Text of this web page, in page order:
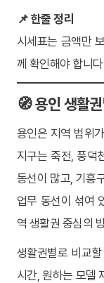
📌 한줄 정리
시세표는 금액만
께 확인해야 합니
🧭 용인 생활
용인은 지역 범위
지구는 죽전, 풍덕
동선이 많고, 기흥
업무 동선이 섞여
역 생활권 중심의
생활권별로 비교
시간, 원하는 모델